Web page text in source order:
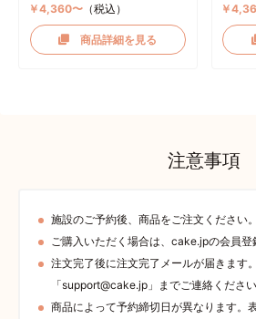
￥4,360〜（税込）
商品詳細を見る
￥
注意事項
施設のご予約後、商品をご注文ください。
ご購入いただく場合は、cake.jpの会員登
注文完了後に注文完了メールが届きます
「support@cake.jp」までご連絡ください
商品によって予約締切日が異なります。